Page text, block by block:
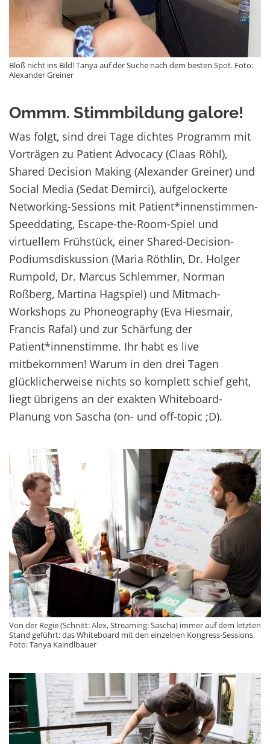
Bloß nicht ins Bild! Tanya auf der Suche nach dem besten Spot. Foto:
Alexander Greiner
Ommm. Stimmbildung galore!
Was folgt, sind drei Tage dichtes Programm mit
Vorträgen zu Patient Advocacy (Claas Röhl),
Shared Decision Making (Alexander Greiner) und
Social Media (Sedat Demirci), aufgelockerte
Networking-Sessions mit Patient*innenstimmen-
Speeddating, Escape-the-Room-Spiel und
virtuellem Frühstück, einer Shared-Decision-
Podiumsdiskussion (Maria Röthlin, Dr. Holger
Rumpold, Dr. Marcus Schlemmer, Norman
Roßberg, Martina Hagspiel) und Mitmach-
Workshops zu Phoneography (Eva Hiesmair,
Francis Rafal) und zur Schärfung der
Patient*innenstimme. Ihr habt es live
mitbekommen! Warum in den drei Tagen
glücklicherweise nichts so komplett schief geht,
liegt übrigens an der exakten Whiteboard-
Planung von Sascha (on- und off-topic ;D).
Von der Regie (Schnitt: Alex, Streaming: Sascha) immer auf dem letzten
Stand geführt: das Whiteboard mit den einzelnen Kongress-Sessions.
Foto: Tanya Kaindlbauer